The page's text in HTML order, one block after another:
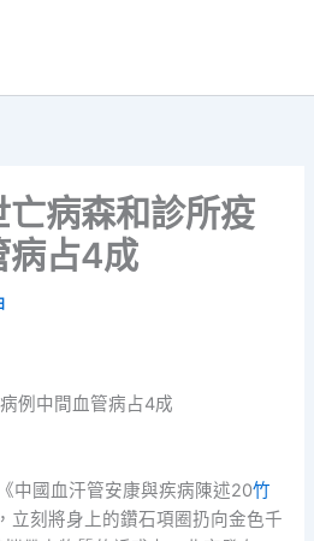
病森和診所疫
病占4成
例中間血管病占4成
中國血汗管安康與疾病陳述20竹
立刻將身上的鑽石項圈扔向金色千